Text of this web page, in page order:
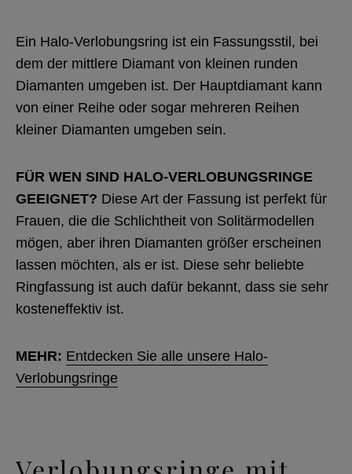
Ein Halo-Verlobungsring ist ein Fassungsstil, bei
dem der mittlere Diamant von kleinen runden
Diamanten umgeben ist. Der Hauptdiamant kann
von einer Reihe oder sogar mehreren Reihen
kleiner Diamanten umgeben sein.
FÜR WEN SIND HALO-VERLOBUNGSRINGE
GEEIGNET? Diese Art der Fassung ist perfekt für
Frauen, die die Schlichtheit von Solitärmodellen
mögen, aber ihren Diamanten größer erscheinen
lassen möchten, als er ist. Diese sehr beliebte
Ringfassung ist auch dafür bekannt, dass sie sehr
kosteneffektiv ist.
MEHR: Entdecken Sie alle unsere Halo-
Verlobungsringe